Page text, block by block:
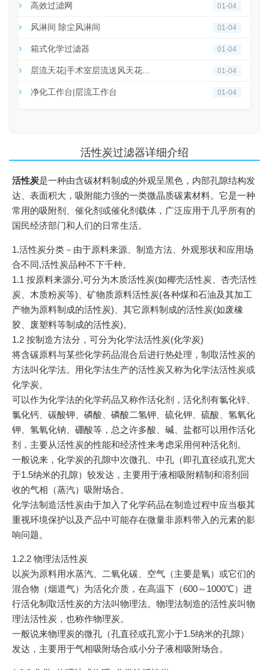
高效过滤网 01-04
风淋间 除尘风淋间 01-04
箱式化学过滤器 01-04
层流天花|手术室层流送风天花... 01-04
净化工作台|层流工作台 01-04
活性炭过滤器详细介绍
活性炭是一种由含碳材料制成的外观呈黑色，内部孔隙结构发
达、表面积大，吸附能力强的一类微晶质碳素材料。它是一种
常用的吸附剂、催化剂或催化剂载体，广泛应用于几乎所有的
国民经济部门和人们的日常生活。
1.活性炭分类－由于原料来源、制造方法、外观形状和应用场
合不同,活性炭品种不下千种。
1.1 按原料来源分,可分为木质活性炭(如椰壳活性炭、杏壳活性
炭、木质粉炭等)、矿物质原料活性炭(各种煤和石油及其加工
产物为原料制成的活性炭)、其它原料制成的活性炭(如废橡
胶、废塑料等制成的活性炭)。
1.2 按制造方法分，可分为化学法活性炭(化学炭)
将含碳原料与某些化学药品混合后进行热处理，制取活性炭的
方法叫化学法。用化学法生产的活性炭又称为化学法活性炭或
化学炭。
可以作为化学法的化学药品又称作活化剂，活化剂有氯化锌、
氯化钙、碳酸钾、磷酸、磷酸二氢钾、硫化钾、硫酸、氢氧化
钾、氢氧化钠、硼酸等，总之许多酸、碱、盐都可以用作活化
剂，主要从活性炭的性能和经济性来考虑采用何种活化剂。
一般说来，化学炭的孔隙中次微孔、中孔（即孔直径或孔宽大
于1.5纳米的孔隙）较发达，主要用于液相吸附精制和溶剂回
收的气相（蒸汽）吸附场合。
化学法制造活性炭由于加入了化学药品在制造过程中应当极其
重视环境保护以及产品中可能存在微量非原料带入的元素的影
响问题。
1.2.2 物理法活性炭
以炭为原料用水蒸汽、二氧化碳、空气（主要是氧）或它们的
混合物（烟道气）为活化介质，在高温下（600～1000℃）进
行活化制取活性炭的方法叫物理法。物理法制造的活性炭叫物
理法活性炭，也称作物理炭。
一般说来物理炭的微孔（孔直径或孔宽小于1.5纳米的孔隙）
发达，主要用于气相吸附场合或小分子液相吸附场合。